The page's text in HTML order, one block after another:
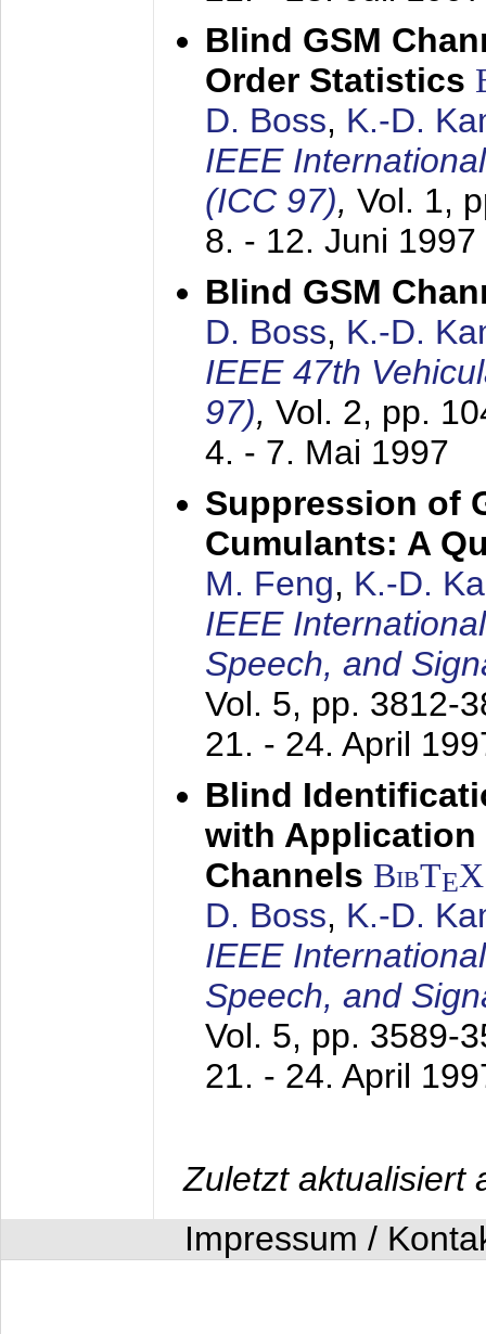
Blind GSM
Order Statistics
D. Boss, K.-D.
IEEE
(ICC 97), Vol. 1,
8. - 12. Juni 1997
Blind GSM
D. Boss, K.-D.
IEEE 47th
97), Vol. 2, pp.
4. - 7. Mai 1997
Suppression of
Cumulants: A
M. Feng, K.-D.
IEEE
Speech, and
Vol. 5, pp. 3812-
21. - 24. April
Blind
with Application
Channels BibTEX
D. Boss, K.-D.
IEEE
Speech, and
Vol. 5, pp. 3589-
21. - 24. April
Zuletzt aktualisiert
Impressum /